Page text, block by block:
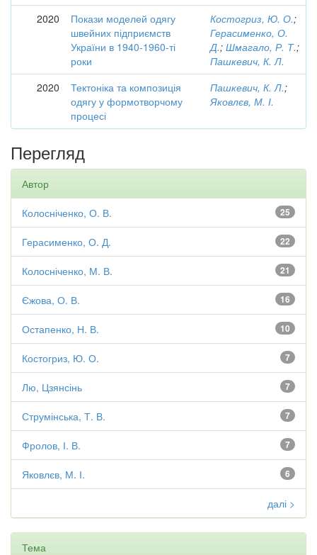
2020
Покази моделей одягу
швейних підприємств
України в 1940-1960-ті
роки
Костогриз, Ю. О.;
Герасименко, О.
Д.; Шмагало, Р. Т.;
Пашкевич, К. Л.
2020
Тектоніка та композиція
одягу у формотворчому
процесі
Пашкевич, К. Л.;
Яковлєв, М. І.
Перегляд
Автор
25
Колосніченко, О. В.
22
Герасименко, О. Д.
21
Колосніченко, М. В.
16
Єжова, О. В.
10
Остапенко, Н. В.
7
Костогриз, Ю. О.
7
Лю, Цзянсінь
7
Струмінська, Т. В.
7
Фролов, І. В.
6
Яковлєв, М. І.
далі >
Тема